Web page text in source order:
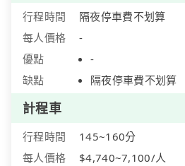
行程時間
隔夜停車費不划算
每人價格
-
優點
-
缺點
隔夜停車費不划算
計程車
行程時間
145~160分
每人價格
$4,740~7,100/人